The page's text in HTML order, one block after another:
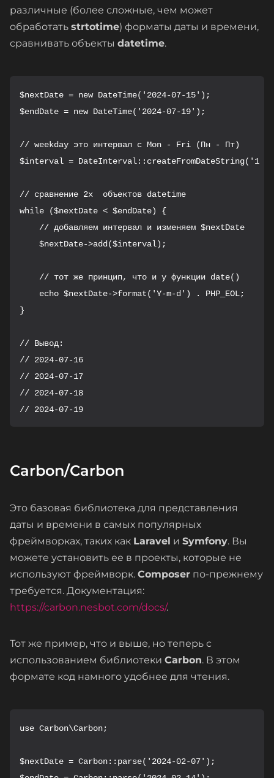
различные (более сложные, чем может
обработать strtotime) форматы даты и времени,
сравнивать объекты datetime.
$nextDate = new DateTime('2024-07-15');
$endDate = new DateTime('2024-07-19');
// weekday это интервал с Mon - Fri (Пн - Пт)
$interval = DateInterval::createFromDateString('1
// сравнение 2х  объектов datetime
while ($nextDate < $endDate) {
    // добавляем интервал и изменяем $nextDate
    $nextDate->add($interval);
    // тот же принцип, что и у функции date()
    echo $nextDate->format('Y-m-d') . PHP_EOL;
}
// Вывод:
// 2024-07-16
// 2024-07-17
// 2024-07-18
// 2024-07-19
Carbon/Carbon
Это базовая библиотека для представления
даты и времени в самых популярных
фреймворках, таких как Laravel и Symfony. Вы
можете установить ее в проекты, которые не
используют фреймворк. Composer по-прежнему
требуется. Документация:
https://carbon.nesbot.com/docs/.
Тот же пример, что и выше, но теперь с
использованием библиотеки Carbon. В этом
формате код намного удобнее для чтения.
use Carbon\Carbon;
$nextDate = Carbon::parse('2024-02-07');